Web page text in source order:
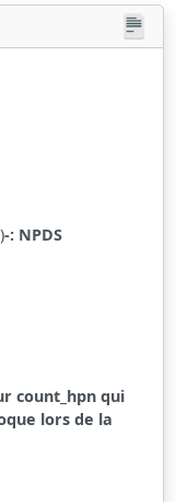
)-: NPDS
count_hpn qui
lors de la